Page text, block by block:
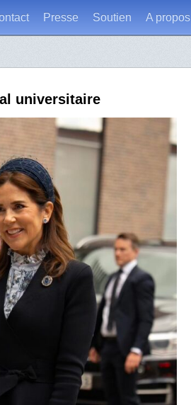
Presse Soutien A propos
universitaire